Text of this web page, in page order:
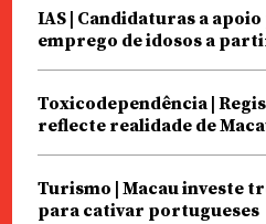
IAS | Candidaturas a
emprego de idosos a
Toxicodependência |
reflecte realidade de
Turismo | Macau investe
para cativar portugueses